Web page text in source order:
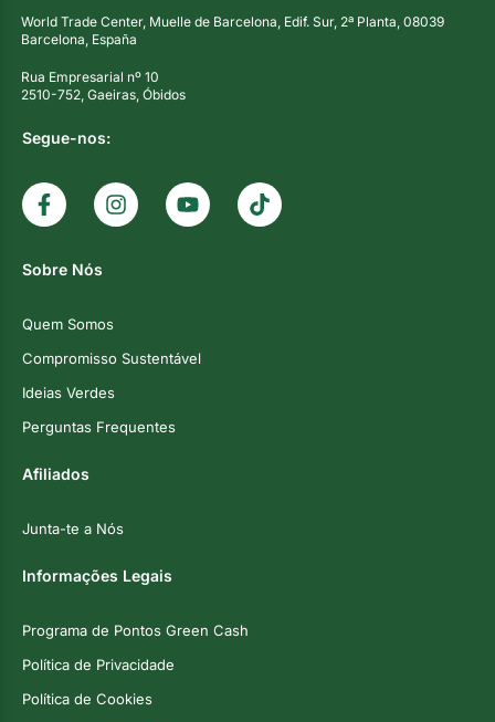
World Trade Center, Muelle de Barcelona, Edif. Sur, 2ª Planta, 08039
Barcelona, España
Rua Empresarial nº 10
2510-752, Gaeiras, Óbidos
Segue-nos:
Sobre Nós
Quem Somos
Compromisso Sustentável
Ideias Verdes
Perguntas Frequentes
Afiliados
Junta-te a Nós
Informações Legais
Programa de Pontos Green Cash
Política de Privacidade
Política de Cookies